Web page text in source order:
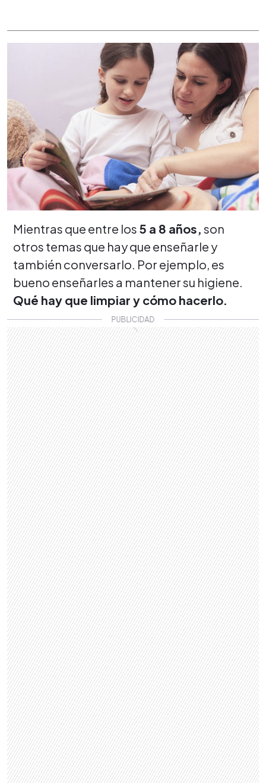
Mientras que entre los 5 a 8 años, son
otros temas que hay que enseñarle y
también conversarlo. Por ejemplo, es
bueno enseñarles a mantener su higiene.
Qué hay que limpiar y cómo hacerlo.